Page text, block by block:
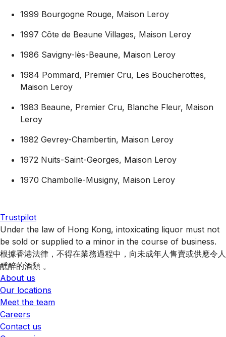
1999 Bourgogne Rouge, Maison Leroy
1997 Côte de Beaune Villages, Maison Leroy
1986 Savigny-lès-Beaune, Maison Leroy
1984 Pommard, Premier Cru, Les Boucherottes,
Maison Leroy
1983 Beaune, Premier Cru, Blanche Fleur, Maison
Leroy
1982 Gevrey-Chambertin, Maison Leroy
1972 Nuits-Saint-Georges, Maison Leroy
1970 Chambolle-Musigny, Maison Leroy
Trustpilot
Under the law of Hong Kong, intoxicating liquor must not
be sold or supplied to a minor in the course of business.
根據香港法律，不得在業務過程中，向未成年人售賣或供應令人
醺醉的酒類 。
About us
Our locations
Meet the team
Careers
Contact us